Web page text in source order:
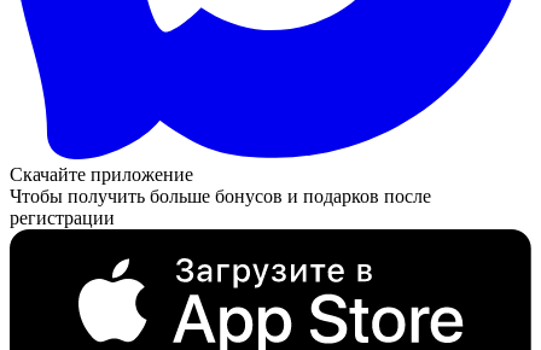
Скачайте приложение
Чтобы получить больше бонусов и подарков после
регистрации